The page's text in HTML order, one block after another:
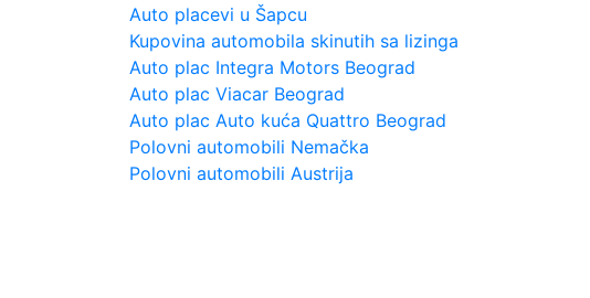
Auto placevi u Šapcu
Kupovina automobila skinutih sa lizinga
Auto plac Integra Motors Beograd
Auto plac Viacar Beograd
Auto plac Auto kuća Quattro Beograd
Polovni automobili Nemačka
Polovni automobili Austrija